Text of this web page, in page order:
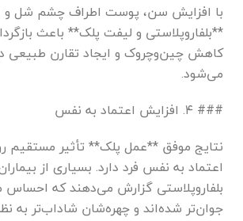
با افزایش سن، پوست اطراف چشم شل و
**بلفاروپلاستی و لیفت پلک** باعث
کاهش چین‌وچروک و ایجاد تقارن طبیعی
می‌شود.
### ۴. افزایش اعتماد به نفس
نتایج موفق **عمل پلک** تأثیر مستقیم
اعتماد به نفس فرد دارد. بسیاری از
بلفاروپلاستی گزارش می‌دهند که
جوان‌تر شده‌اند و چهره‌شان شاداب‌تر به